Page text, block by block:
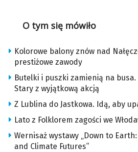
O tym się mówiło
Kolorowe balony znów nad
prestiżowe zawody
Butelki i puszki zamienią na busa.
Stary z wyjątkową akcją
Z Lublina do Jastkowa. Idą, aby
Lato z Folklorem zagości we
Wernisaż wystawy „Down to
and Climate Futures”